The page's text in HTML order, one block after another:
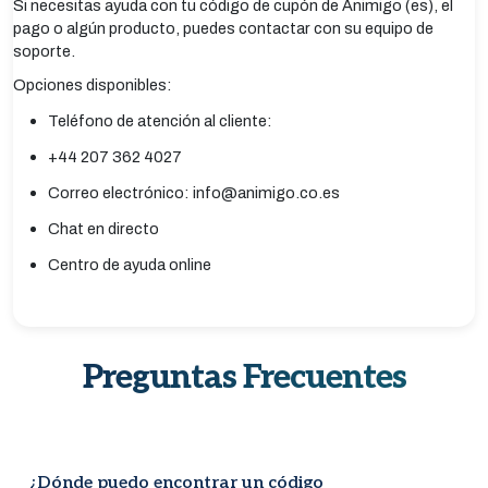
Si necesitas ayuda con tu código de cupón de Animigo (es), el
pago o algún producto, puedes contactar con su equipo de
soporte.
Opciones disponibles:
Teléfono de atención al cliente:
+44 207 362 4027
Correo electrónico: info@animigo.co.es
Chat en directo
Centro de ayuda online
Preguntas Frecuentes
¿Dónde puedo encontrar un código